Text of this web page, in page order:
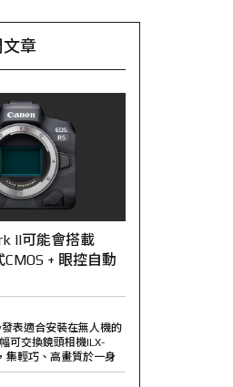
文章
II可能會搭載
+ 眼控自動
表適合安裝在無人機的
可交換鏡頭相機ILX-
集輕巧、高畫質於一身